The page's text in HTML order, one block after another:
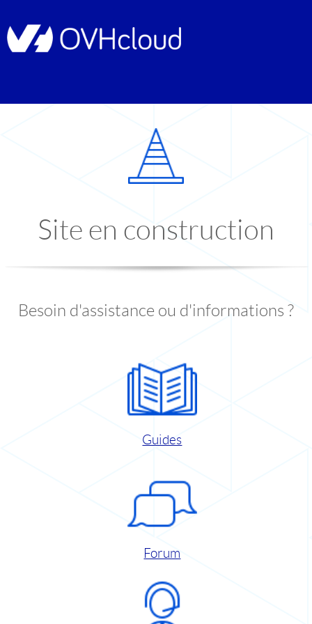
Site en construction
Besoin d'assistance ou d'informations ?
Guides
Forum